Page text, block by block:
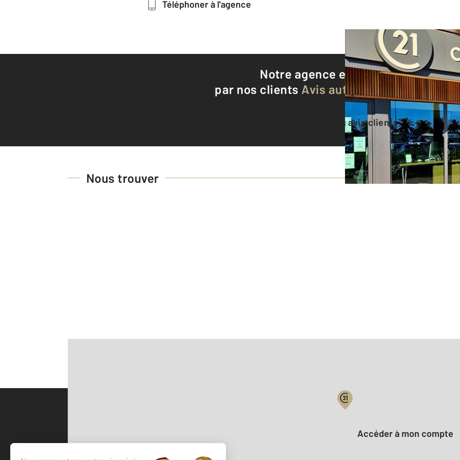
Téléphoner à l'agence
Notre agence est notée9,5/10
par nos clients Avis authentifiés par
Voir tous les avis clients
Nous trouver
Votre compte :
Accéder à mon compte